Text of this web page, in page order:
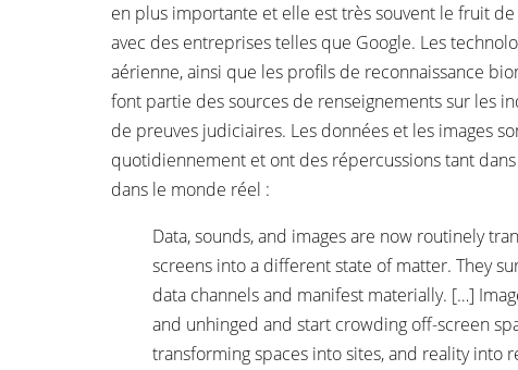
en plus importante et elle est très souvent le fruit
avec des entreprises telles que Google. Les
aérienne, ainsi que les profils de reconnaissance
font partie des sources de renseignements sur les
de preuves judiciaires. Les données et les images
quotidiennement et ont des répercussions tant
dans le monde réel :
Data, sounds, and images are now routinely
screens into a different state of matter. They
data channels and manifest materially. […]
and unhinged and start crowding off-screen
transforming spaces into sites, and reality into